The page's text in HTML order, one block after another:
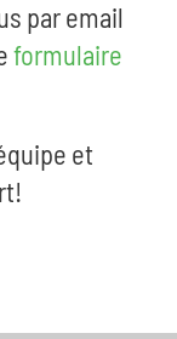
par email
formulaire
et